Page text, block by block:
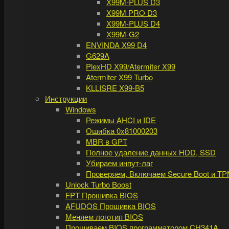
X99M PRO D3
X99M-PLUS D4
X99M-G2
ENVINDA X99 D4
G629A
PlexHD X99/Atermiter X99
Atermiter X99 Turbo
KLLISRE X99-B5
Инструкции
Windows
Режимы AHCI и IDE
Ошибка 0x81000203
MBR в GPT
Полное удаление данных HDD, SSD
Убираем инпут-лаг
Проверяем, Включаем Secure Boot и
Unlock Turbo Boost
FPT Прошивка BIOS
AFUDOS Прошивка BIOS
Меняем логотип BIOS